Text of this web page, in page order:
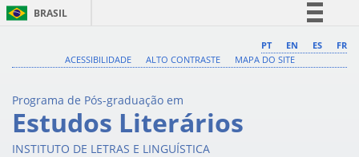
BRASIL
Comunica BR
Acesso à informação
Legislação
PT EN ES
FR
ACESSIBILIDADE
ALTO CONTRASTE MAPA DO SITE
Programa de Pós-graduação em
Estudos Literários
INSTITUTO DE LETRAS E LINGUÍSTICA